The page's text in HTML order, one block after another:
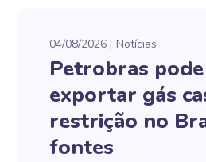
04/08/2026 Notícias
Petrobras
exportar gás
restrição no
fontes